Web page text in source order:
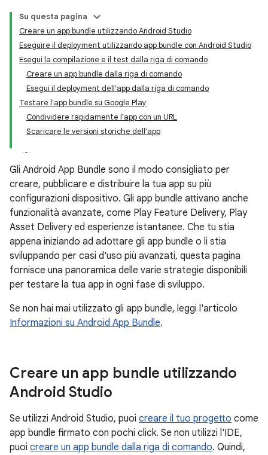
Su questa pagina
Creare un app bundle utilizzando Android Studio
Eseguire il deployment utilizzando app bundle con Android Studio
Esegui la compilazione e il test dalla riga di comando
Creare un app bundle dalla riga di comando
Esegui il deployment dell'app dalla riga di comando
Testare l'app bundle su Google Play
Condividere rapidamente l'app con un URL
Scaricare le versioni storiche dell'app
Gli Android App Bundle sono il modo consigliato per
creare, pubblicare e distribuire la tua app su più
configurazioni dispositivo. Gli app bundle attivano anche
funzionalità avanzate, come Play Feature Delivery, Play
Asset Delivery ed esperienze istantanee. Che tu stia
appena iniziando ad adottare gli app bundle o li stia
sviluppando per casi d'uso più avanzati, questa pagina
fornisce una panoramica delle varie strategie disponibili
per testare la tua app in ogni fase di sviluppo.
Se non hai mai utilizzato gli app bundle, leggi l'articolo
Informazioni su Android App Bundle.
Creare un app bundle utilizzando
Android Studio
Se utilizzi Android Studio, puoi creare il tuo progetto come
app bundle firmato con pochi click. Se non utilizzi l'IDE,
puoi creare un app bundle dalla riga di comando. Quindi,